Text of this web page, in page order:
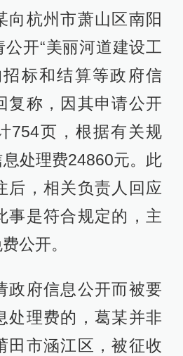
向杭州市萧山区南阳
开“美丽河道建设工
标和结算等政府信
复称，因其申请公开
754页，根据有关规
处理费24860元。此
后，相关负责人回应
事是符合规定的，主
公开。
政府信息公开而被要
处理费的，葛某并非
田市涵江区，被征收